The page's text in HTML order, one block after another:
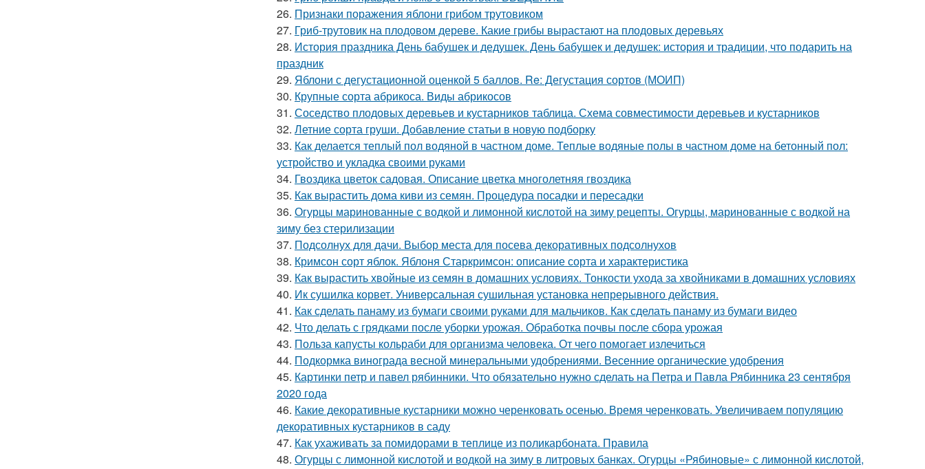
26. Признаки поражения яблони грибом трутовиком
27. Гриб-трутовик на плодовом дереве. Какие грибы вырастают на плодовых деревьях
28. История праздника День бабушек и дедушек. День бабушек и дедушек: история и традиции, что подарить на
праздник
29. Яблони с дегустационной оценкой 5 баллов. Re: Дегустация сортов (МОИП)
30. Крупные сорта абрикоса. Виды абрикосов
31. Соседство плодовых деревьев и кустарников таблица. Схема совместимости деревьев и кустарников
32. Летние сорта груши. Добавление статьи в новую подборку
33. Как делается теплый пол водяной в частном доме. Теплые водяные полы в частном доме на бетонный пол:
устройство и укладка своими руками
34. Гвоздика цветок садовая. Описание цветка многолетняя гвоздика
35. Как вырастить дома киви из семян. Процедура посадки и пересадки
36. Огурцы маринованные с водкой и лимонной кислотой на зиму рецепты. Огурцы, маринованные с водкой на
зиму без стерилизации
37. Подсолнух для дачи. Выбор места для посева декоративных подсолнухов
38. Кримсон сорт яблок. Яблоня Старкримсон: описание сорта и характеристика
39. Как вырастить хвойные из семян в домашних условиях. Тонкости ухода за хвойниками в домашних условиях
40. Ик сушилка корвет. Универсальная сушильная установка непрерывного действия.
41. Как сделать панаму из бумаги своими руками для мальчиков. Как сделать панаму из бумаги видео
42. Что делать с грядками после уборки урожая. Обработка почвы после сбора урожая
43. Польза капусты кольраби для организма человека. От чего помогает излечиться
44. Подкормка винограда весной минеральными удобрениями. Весенние органические удобрения
45. Картинки петр и павел рябинники. Что обязательно нужно сделать на Петра и Павла Рябинника 23 сентября
2020 года
46. Какие декоративные кустарники можно черенковать осенью. Время черенковать. Увеличиваем популяцию
декоративных кустарников в саду
47. Как ухаживать за помидорами в теплице из поликарбоната. Правила
48. Огурцы с лимонной кислотой и водкой на зиму в литровых банках. Огурцы «Рябиновые» с лимонной кислотой,